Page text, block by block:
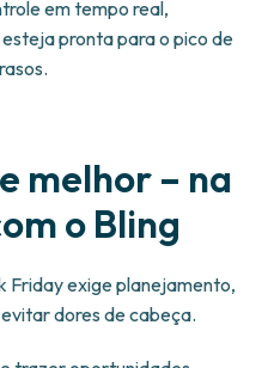
em tempo real,
pronta para o pico de
melhor – na
o Bling
Friday exige planejamento,
dores de cabeça.